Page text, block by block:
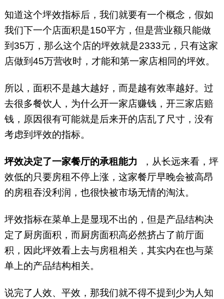
知道这个坪效指标后，我们就要有一个概念，假如
我们下一个店面积是150平方，但是营业额只能做
到35万，那么这个店的坪效就是2333元，只有这家
店做到45万营收时，才能和第一家店相同的坪效。
所以，面积不是越大越好，而是越有效率越好。过
去很多餐饮人，为什么开一家店赚钱，开三家店赔
钱，原因很有可能就是后来开的店乱了尺寸，没有
考虑到坪效的指标。
坪效决定了一家餐厅的承租能力
，从长远来看，坪
效低的只要房租不停上涨，这家餐厅早晚会被高昂
的房租吞没利润，也很快被市场无情的淘汰。
坪效指标在菜单上是显现不出的，但是产品结构决
定了厨房面积，而厨房面积高必然挤占了前厅面
积，因此坪效看上去与房租相关，其实内在也与菜
单上的产品结构相关。
说完了人效、平效，那我们就不得不提到少为人知